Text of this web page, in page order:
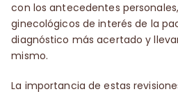
con los antecedentes
ginecológicos de interés de la
diagnóstico más acertado y
mismo.
La importancia de estas